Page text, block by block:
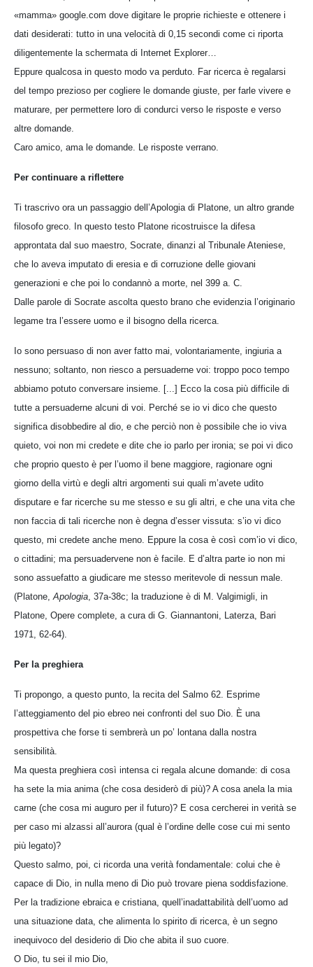
«mamma» google.com dove digitare le proprie richieste e ottenere i
dati desiderati: tutto in una velocità di 0,15 secondi come ci riporta
diligentemente la schermata di Internet Explorer…
Eppure qualcosa in questo modo va perduto. Far ricerca è regalarsi
del tempo prezioso per cogliere le domande giuste, per farle vivere e
maturare, per permettere loro di condurci verso le risposte e verso
altre domande.
Caro amico, ama le domande. Le risposte verrano.
Per continuare a riflettere
Ti trascrivo ora un passaggio dell’Apologia di Platone, un altro grande
filosofo greco. In questo testo Platone ricostruisce la difesa
approntata dal suo maestro, Socrate, dinanzi al Tribunale Ateniese,
che lo aveva imputato di eresia e di corruzione delle giovani
generazioni e che poi lo condannò a morte, nel 399 a. C.
Dalle parole di Socrate ascolta questo brano che evidenzia l’originario
legame tra l’essere uomo e il bisogno della ricerca.
Io sono persuaso di non aver fatto mai, volontariamente, ingiuria a
nessuno; soltanto, non riesco a persuaderne voi: troppo poco tempo
abbiamo potuto conversare insieme. [...] Ecco la cosa più difficile di
tutte a persuaderne alcuni di voi. Perché se io vi dico che questo
significa disobbedire al dio, e che perciò non è possibile che io viva
quieto, voi non mi credete e dite che io parlo per ironia; se poi vi dico
che proprio questo è per l’uomo il bene maggiore, ragionare ogni
giorno della virtù e degli altri argomenti sui quali m’avete udito
disputare e far ricerche su me stesso e su gli altri, e che una vita che
non faccia di tali ricerche non è degna d’esser vissuta: s’io vi dico
questo, mi credete anche meno. Eppure la cosa è così com’io vi dico,
o cittadini; ma persuadervene non è facile. E d’altra parte io non mi
sono assuefatto a giudicare me stesso meritevole di nessun male.
(Platone, Apologia , 37a-38c; la traduzione è di M. Valgimigli, in
Platone, Opere complete, a cura di G. Giannantoni, Laterza, Bari
1971, 62-64).
Per la preghiera
Ti propongo, a questo punto, la recita del Salmo 62. Esprime
l’atteggiamento del pio ebreo nei confronti del suo Dio. È una
prospettiva che forse ti sembrerà un po’ lontana dalla nostra
sensibilità.
Ma questa preghiera così intensa ci regala alcune domande: di cosa
ha sete la mia anima (che cosa desiderò di più)? A cosa anela la mia
carne (che cosa mi auguro per il futuro)? E cosa cercherei in verità se
per caso mi alzassi all’aurora (qual è l’ordine delle cose cui mi sento
più legato)?
Questo salmo, poi, ci ricorda una verità fondamentale: colui che è
capace di Dio, in nulla meno di Dio può trovare piena soddisfazione.
Per la tradizione ebraica e cristiana, quell’inadattabilità dell’uomo ad
una situazione data, che alimenta lo spirito di ricerca, è un segno
inequivoco del desiderio di Dio che abita il suo cuore.
O Dio, tu sei il mio Dio,